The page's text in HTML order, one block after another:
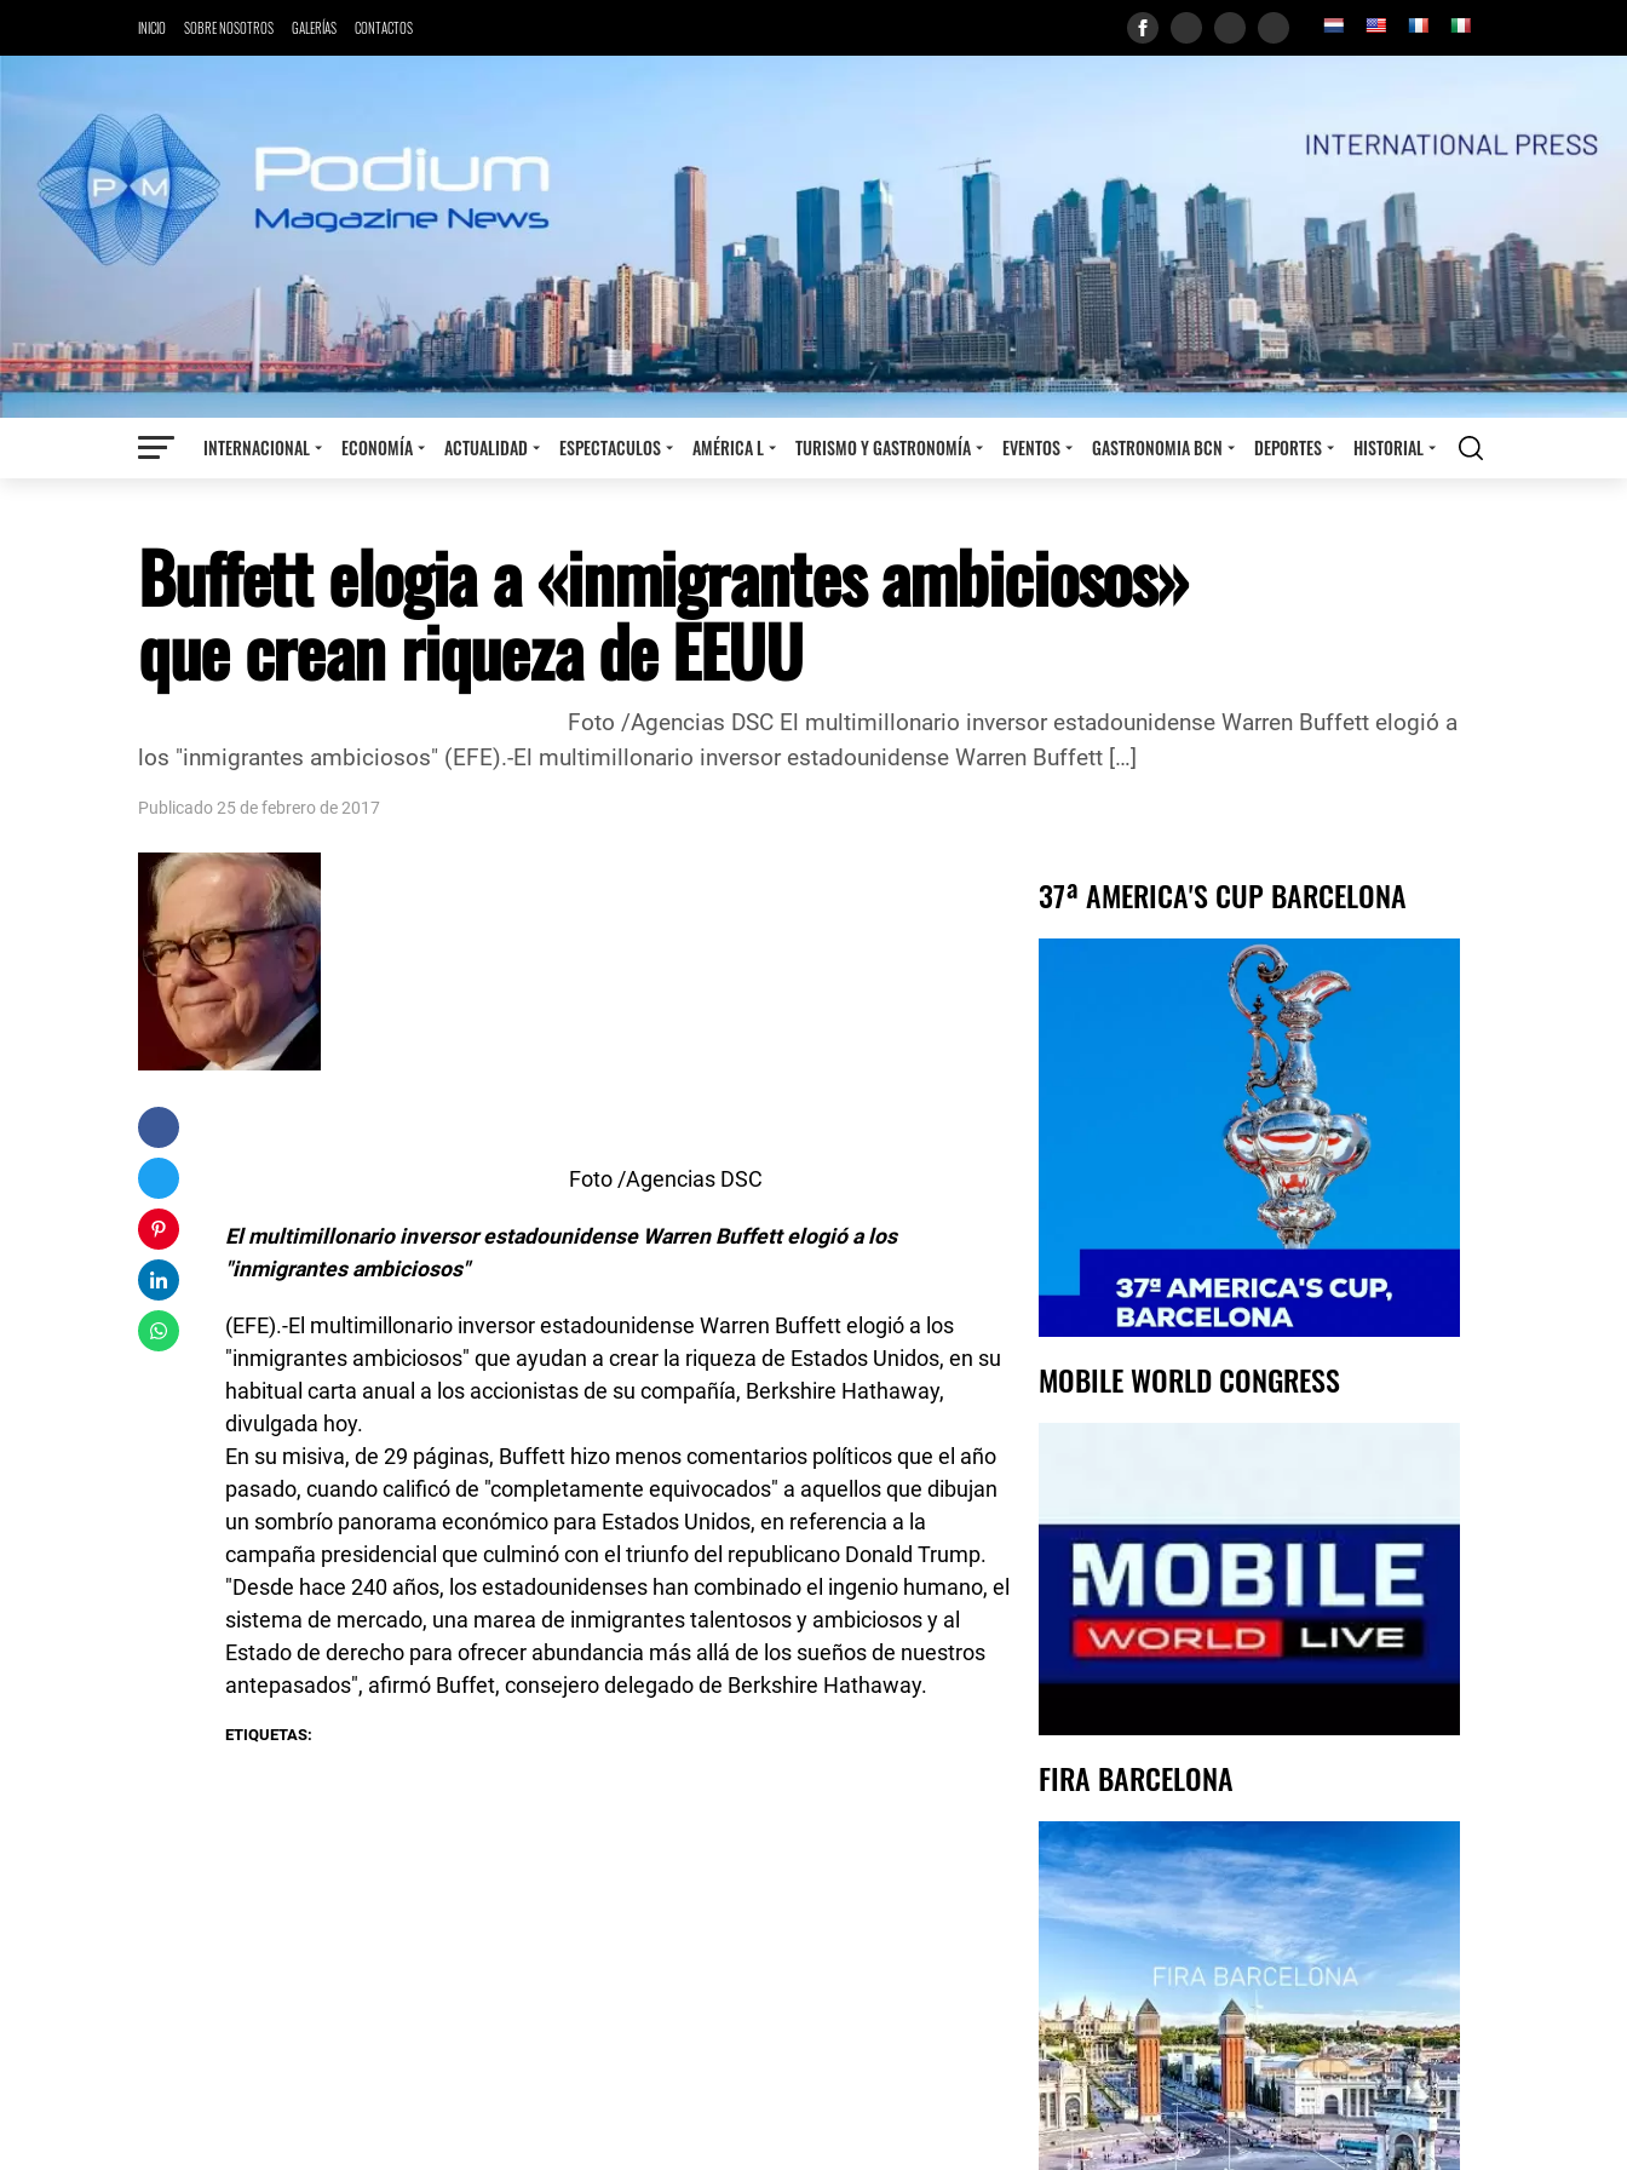
INICIO SOBRE NOSOTROS GALERÍAS CONTACTOS
INTERNACIONAL ECONOMÍA ACTUALIDAD ESPECTACULOS AMÉRICA L TURISMO Y GASTRONOMÍA EVENTOS GASTRONOMIA BCN DEPORTES HISTORIAL
Buffett elogia a «inmigrantes ambiciosos»
que crean riqueza de EEUU
Foto /Agencias DSC El multimillonario inversor estadounidense Warren Buffett elogió a
los "inmigrantes ambiciosos" (EFE).-El multimillonario inversor estadounidense Warren Buffett […]
Publicado 25 de febrero de 2017
Foto /Agencias DSC
El multimillonario inversor estadounidense Warren Buffett elogió a los
"inmigrantes ambiciosos"
(EFE).-El multimillonario inversor estadounidense Warren Buffett elogió a los
"inmigrantes ambiciosos" que ayudan a crear la riqueza de Estados Unidos, en su
habitual carta anual a los accionistas de su compañía, Berkshire Hathaway,
divulgada hoy.
En su misiva, de 29 páginas, Buffett hizo menos comentarios políticos que el año
pasado, cuando calificó de "completamente equivocados" a aquellos que dibujan
un sombrío panorama económico para Estados Unidos, en referencia a la
campaña presidencial que culminó con el triunfo del republicano Donald Trump.
"Desde hace 240 años, los estadounidenses han combinado el ingenio humano, el
sistema de mercado, una marea de inmigrantes talentosos y ambiciosos y al
Estado de derecho para ofrecer abundancia más allá de los sueños de nuestros
antepasados", afirmó Buffet, consejero delegado de Berkshire Hathaway.
ETIQUETAS:
37ª AMERICA'S CUP BARCELONA
MOBILE WORLD CONGRESS
FIRA BARCELONA